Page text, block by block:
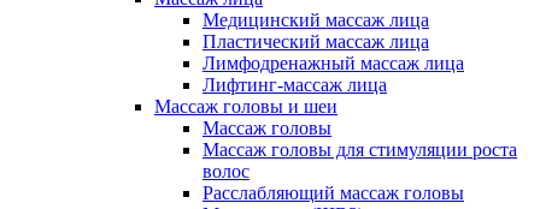
Медицинский массаж лица
Пластический массаж лица
Лимфодренажный массаж лица
Лифтинг-массаж лица
Массаж головы и шеи
Массаж головы
Массаж головы для стимуляции роста
волос
Расслабляющий массаж головы